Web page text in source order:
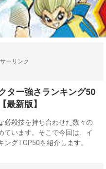
ーリンク
ター強さランキング50
最新版】
必殺技を持ち合わせた数々の
ています。そこで今回は、イ
グTOP50を紹介します。